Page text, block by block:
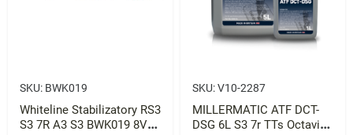
SKU: BWK019
Whiteline Stabilizatory RS3
S3 7R A3 S3 BWK019 8V
SKU:V10-2287
MILLERMATIC ATF DCT-
DSG 6L S3 7r TTs Octavia